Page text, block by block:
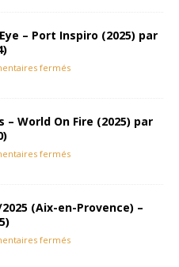
– Port Inspiro (2025) par
fermés
World On Fire (2025) par
fermés
(Aix-en-Provence) –
fermés